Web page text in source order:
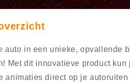
auto in een unieke, opvallende
Met dit innovatieve product
animaties direct op je